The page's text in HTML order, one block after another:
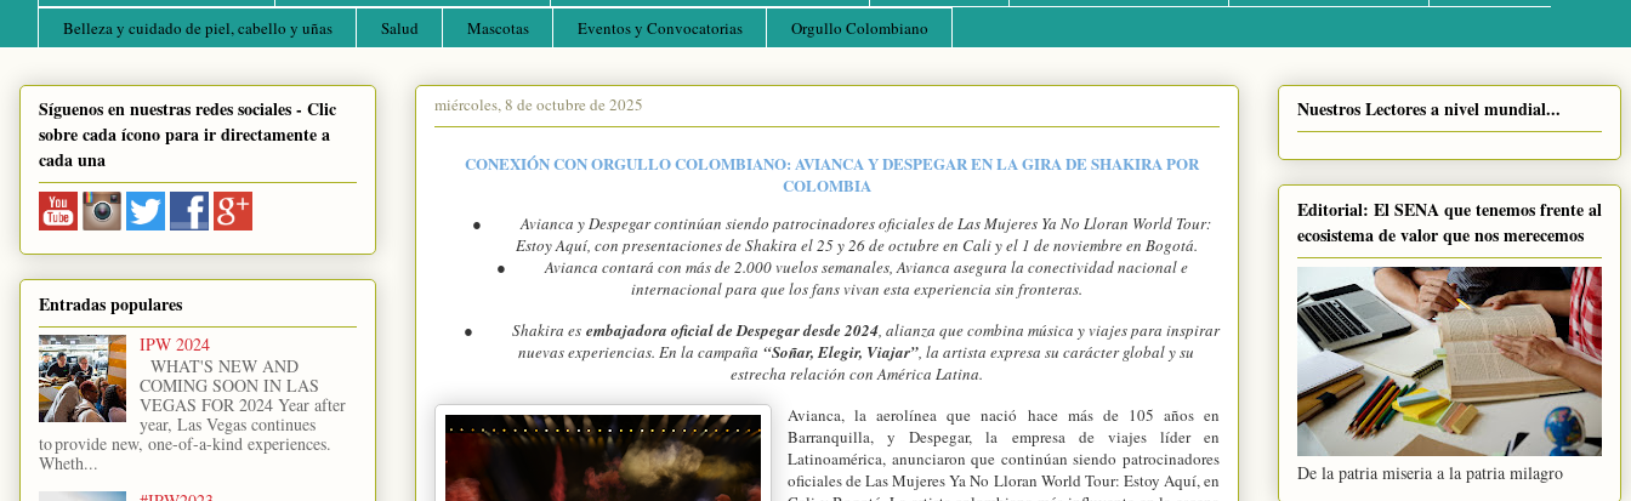
Belleza y cuidado de piel, cabello y uñas
Salud Mascotas Eventos y Convocatorias Orgullo Colombiano
miércoles, 8 de octubre de 2025
CONEXIÓN CON ORGULLO COLOMBIANO: AVIANCA Y DESPEGAR EN LA GIRA DE SHAKIRA POR
COLOMBIA
●
Avianca y Despegar continúan siendo patrocinadores oficiales de Las Mujeres Ya No Lloran World Tour:
Estoy Aquí, con presentaciones de Shakira el 25 y 26 de octubre en Cali y el 1 de noviembre en Bogotá.
●
Avianca contará con más de 2.000 vuelos semanales, Avianca asegura la conectividad nacional e
internacional para que los fans vivan esta experiencia sin fronteras.
●
Shakira es embajadora oficial de Despegar desde 2024, alianza que combina música y viajes para inspirar
nuevas experiencias. En la campaña “Soñar, Elegir, Viajar”, la artista expresa su carácter global y su
estrecha relación con América Latina.
Avianca, la aerolínea que nació hace más de 105 años en
Barranquilla, y Despegar, la empresa de viajes líder en
Latinoamérica, anunciaron que continúan siendo patrocinadores
oficiales de Las Mujeres Ya No Lloran World Tour: Estoy Aquí, en
Síguenos en nuestras redes sociales - Clic
sobre cada ícono para ir directamente a
cada una
Entradas populares
IPW 2024
WHAT'S NEW AND
COMING SOON IN LAS
VEGAS FOR 2024 Year after
year, Las Vegas continues
to provide new, one-of-a-kind experiences.
Wheth...
Nuestros Lectores a nivel mundial...
Editorial: El SENA que tenemos frente al
ecosistema de valor que nos merecemos
De la patria miseria a la patria milagro